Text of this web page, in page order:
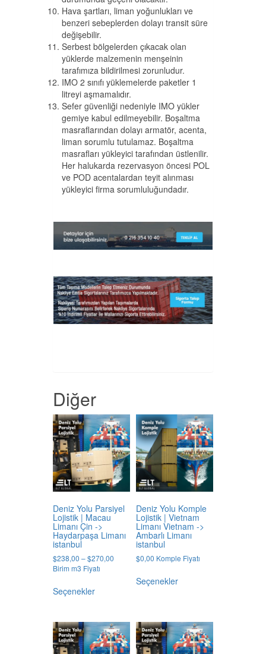
Hava şartları, liman yoğunlukları ve
benzeri sebeplerden dolayı transit süre
değişebilir.
Serbest bölgelerden çıkacak olan
yüklerde malzemenin menşeinin
tarafımıza bildirilmesi zorunludur.
IMO 2 sınıfı yüklemelerde paketler 1
litreyi aşmamalıdır.
Sefer güvenliği nedeniyle IMO yükler
gemiye kabul edilmeyebilir. Boşaltma
masraflarından dolayı armatör, acenta,
liman sorumlu tutulamaz. Boşaltma
masrafları yükleyici tarafından üstlenilir.
Her halukarda rezervasyon öncesi POL
ve POD acentalardan teyit alınması
yükleyici firma sorumluluğundadır.
Diğer
Deniz Yolu Parsiyel
Lojistik | Macau
Limanı Çin ->
Haydarpaşa Limanı
istanbul
$238,00 –$270,00
$238,00
through
Birim m3 Fiyatı
Seçeneklerürünün
varyasyonu
var.
Deniz Yolu Komple
Lojistik | Vietnam
Limanı Vietnam ->
Ambarlı Limanı
istanbul
$0,00 Komple Fiyatı
Seçeneklerürünün
varyasyonu
var.
Seçenekler